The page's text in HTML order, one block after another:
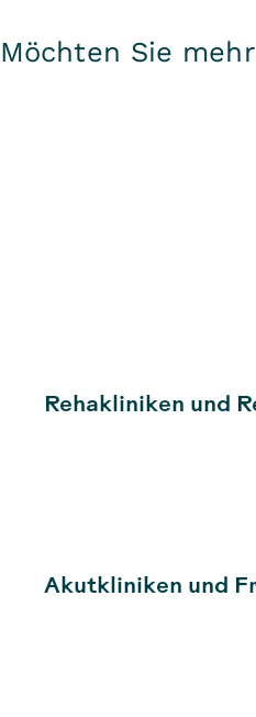
Möchten Sie
Rehakliniken und
Akutkliniken und